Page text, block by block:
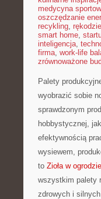
medycyna
oszczędzanie
recykling,
smart home,
inteligencja,
firma, work-life
zrównoważone
Palety
wyobrazić sobie
sprawdzonym
hobbystycznej,
efektywnością
wysiewem,
to Zioła w ogrodzie
wszystkim palety
zdrowych i